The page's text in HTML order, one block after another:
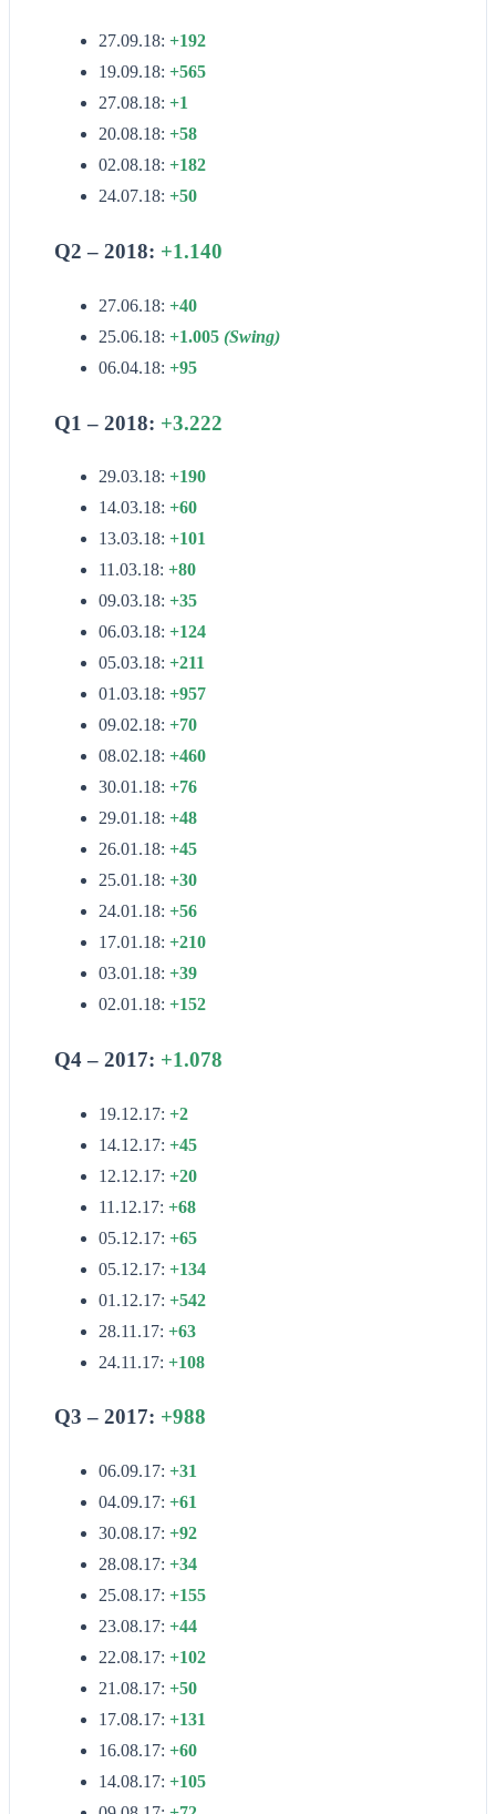
27.09.18: +192
19.09.18: +565
27.08.18: +1
20.08.18: +58
02.08.18: +182
24.07.18: +50
Q2 – 2018: +1.140
27.06.18: +40
25.06.18: +1.005 (Swing)
06.04.18: +95
Q1 – 2018: +3.222
29.03.18: +190
14.03.18: +60
13.03.18: +101
11.03.18: +80
09.03.18: +35
06.03.18: +124
05.03.18: +211
01.03.18: +957
09.02.18: +70
08.02.18: +460
30.01.18: +76
29.01.18: +48
26.01.18: +45
25.01.18: +30
24.01.18: +56
17.01.18: +210
03.01.18: +39
02.01.18: +152
Q4 – 2017: +1.078
19.12.17: +2
14.12.17: +45
12.12.17: +20
11.12.17: +68
05.12.17: +65
05.12.17: +134
01.12.17: +542
28.11.17: +63
24.11.17: +108
Q3 – 2017: +988
06.09.17: +31
04.09.17: +61
30.08.17: +92
28.08.17: +34
25.08.17: +155
23.08.17: +44
22.08.17: +102
21.08.17: +50
17.08.17: +131
16.08.17: +60
14.08.17: +105